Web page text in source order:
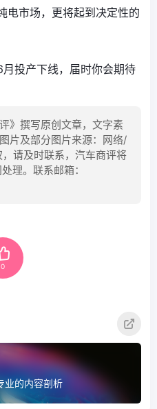
电市场，更将起到决定性的
投产下线，届时你会期待
》撰写原创文章，文字素
片及部分图片来源：网络/
请及时联系，汽车商评将
理。联系邮箱：
0
业的内容剖析